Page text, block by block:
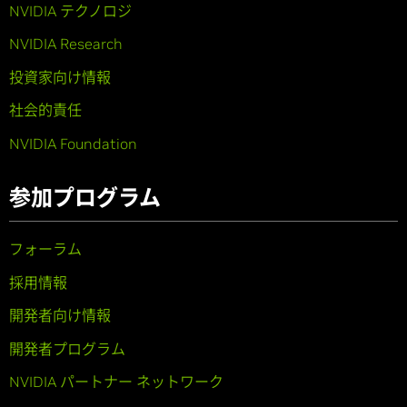
NVIDIA テクノロジ
NVIDIA Research
投資家向け情報
社会的責任
NVIDIA Foundation
参加プログラム
フォーラム
採用情報
開発者向け情報
開発者プログラム
NVIDIA パートナー ネットワーク